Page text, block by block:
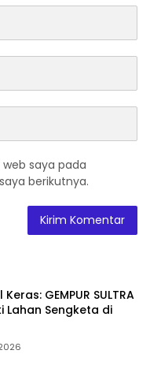
saya pada
berikutnya.
GEMPUR SULTRA
Lahan Sengketa di